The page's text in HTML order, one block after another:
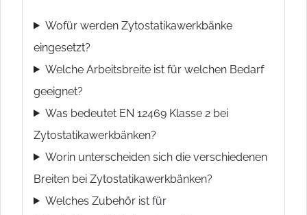
Wofür werden Zytostatikawerkbänke
eingesetzt?
Welche Arbeitsbreite ist für welchen Bedarf
geeignet?
Was bedeutet EN 12469 Klasse 2 bei
Zytostatikawerkbänken?
Worin unterscheiden sich die verschiedenen
Breiten bei Zytostatikawerkbänken?
Welches Zubehör ist für